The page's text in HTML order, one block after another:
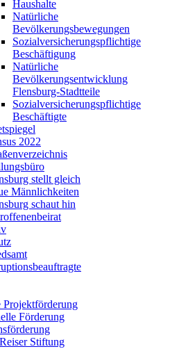
Haushalte
Natürliche
Bevölkerungsbewegungen
Sozialversicherungspflichtige
Beschäftigung
Natürliche
Bevölkerungsentwicklung
Flensburg-Stadtteile
Sozialversicherungspflichtige
Beschäftigte
2022
stellt gleich
Männlichkeiten
schaut hin
Förderung
Stiftung